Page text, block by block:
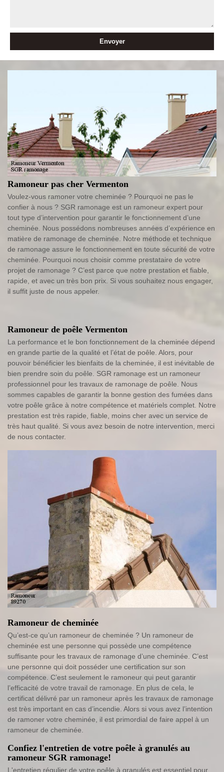
Ramoneur pas cher Vermenton
Voulez-vous ramoner votre cheminée ? Pourquoi ne pas le
confier à nous ? SGR ramonage est un ramoneur expert pour
tout type d’intervention pour garantir le fonctionnement d’une
cheminée. Nous possédons nombreuses années d’expérience en
matière de ramonage de cheminée. Notre méthode et technique
de ramonage assure le fonctionnement en toute sécurité de votre
cheminée. Pourquoi nous choisir comme prestataire de votre
projet de ramonage ? C’est parce que notre prestation et fiable,
rapide, et avec un très bon prix. Si vous souhaitez nous engager,
il suffit juste de nous appeler.
Ramoneur de poêle Vermenton
La performance et le bon fonctionnement de la cheminée dépend
en grande partie de la qualité et l’état de poêle. Alors, pour
pouvoir bénéficier les bienfaits de la cheminée, il est inévitable de
bien prendre soin du poêle. SGR ramonage est un ramoneur
professionnel pour les travaux de ramonage de poêle. Nous
sommes capables de garantir la bonne gestion des fumées dans
votre poêle grâce à notre compétence et matériels complet. Notre
prestation est très rapide, fiable, moins cher avec un service de
très haut qualité. Si vous avez besoin de notre intervention, merci
de nous contacter.
Ramoneur de cheminée
Qu’est-ce qu’un ramoneur de cheminée ? Un ramoneur de
cheminée est une personne qui possède une compétence
suffisante pour les travaux de ramonage d’une cheminée. C’est
une personne qui doit posséder une certification sur son
compétence. C’est seulement le ramoneur qui peut garantir
l’efficacité de votre travail de ramonage. En plus de cela, le
certificat délivré par un ramoneur après les travaux de ramonage
est très important en cas d’incendie. Alors si vous avez l’intention
de ramoner votre cheminée, il est primordial de faire appel à un
ramoneur de cheminée.
Confiez l'entretien de votre poêle à granulés au
ramoneur SGR ramonage!
L'entretien régulier de votre poêle à granulés est essentiel pour